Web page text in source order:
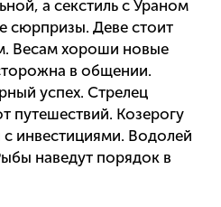
а секстиль с Ураном
сюрпризы. Деве стоит
Весам хороши новые
в общении.
успех. Стрелец
путешествий. Козерогу
инвестициями. Водолей
наведут порядок в